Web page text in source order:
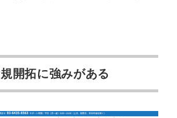
開拓に強みがある